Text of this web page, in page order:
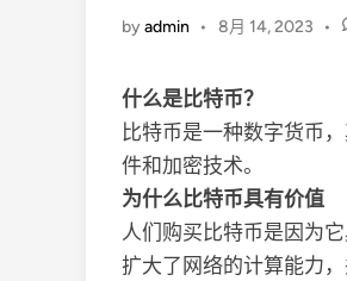
byadmin • 8月 14, 2023 •
什么是比特币？
比特币是一种数字货币
件和加密技术。
为什么比特币具有价值
人们购买比特币是因为
扩大了网络的计算能力